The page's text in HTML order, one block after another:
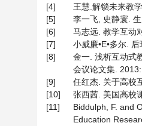
[4]
王慧.解锁未来教
[5]
李一飞, 史静寰.
[6]
马志远. 教学互动
[7]
小威廉•E•多尔.
[8]
金一. 浅析互动式
会议论文集.
[9]
任红杰. 关于高校
[10]
张西茜. 美国高校
[11]
Biddulph, F. and
Education